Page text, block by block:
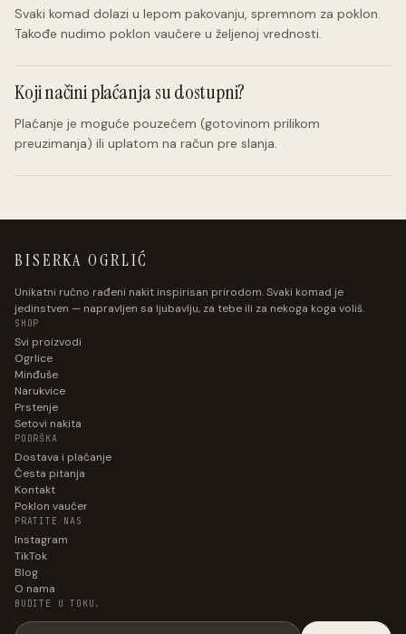
Svaki komad dolazi u lepom pakovanju, spremnom za poklon.
Takođe nudimo poklon vaučere u željenoj vrednosti.
Koji načini plaćanja su dostupni?
Plaćanje je moguće pouzećem (gotovinom prilikom
preuzimanja) ili uplatom na račun pre slanja.
BISERKA OGRLIĆ
Unikatni ručno rađeni nakit inspirisan prirodom. Svaki komad je
jedinstven — napravljen sa ljubavlju, za tebe ili za nekoga koga voliš.
SHOP
Svi proizvodi
Ogrlice
Minđuše
Narukvice
Prstenje
Setovi nakita
PODRŠKA
Dostava i plaćanje
Česta pitanja
Kontakt
Poklon vaučer
PRATITE NAS
Instagram
TikTok
Blog
O nama
BUDITE U TOKU.